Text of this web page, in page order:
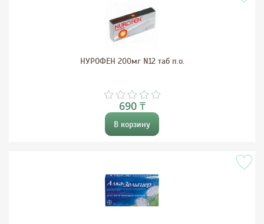
НУРОФЕН 200мг N12 таб п.о.
690 ₸
В корзину